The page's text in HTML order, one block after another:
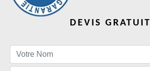
DEVIS GRATUIT